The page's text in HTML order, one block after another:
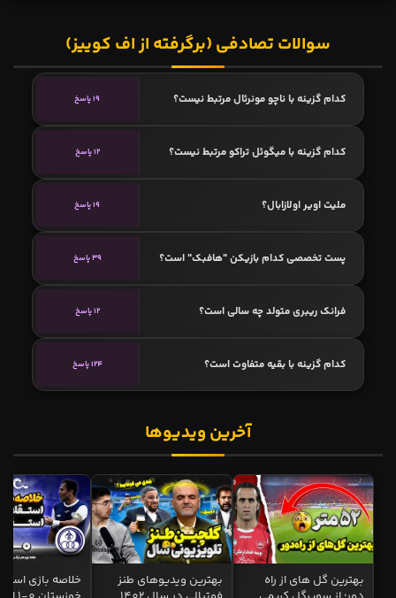
سوالات تصادفی (برگرفته از اف کوییز)
کدام گزینه با ناچو مونرئال مرتبط نیست؟ 19 پاسخ
کدام گزینه با میگوئل تراکو مرتبط نیست؟ 12 پاسخ
ملیت اویر اولازابال؟ 19 پاسخ
پست تخصصی کدام بازیکن "هافبک" است؟ 39 پاسخ
فرانک ریبری متولد چه سالی است؟ 12 پاسخ
کدام گزینه با بقیه متفاوت است؟ 124 پاسخ
آخرین ویدیوها
بهترین گل های از راه
بهترین ویدیوهای طنز
خلاصه بازی